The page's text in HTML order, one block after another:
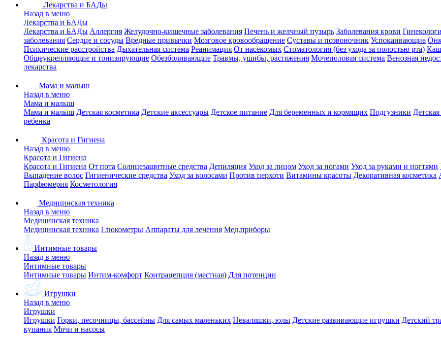
Лекарства и БАДы
Назад в меню
Лекарства и БАДы
Лекарства и БАДы Аллергия Желудочно-кишечные заболевания Печень и желчный пузырь Заболевания крови
заболевания Сердце и сосуды Вредные привычки Мозговое кровообращение Суставы и позвоночник Успокаивающие
Психические расстройства Дыхательная система Реанимация От насекомых Стоматология (без ухода за полостью рта)
Общеукрепляющие и тонизирующие Обезболивающие Травмы, ушибы, растяжения Мочеполовая система Венозная
лекарства
Мама и малыш
Назад в меню
Мама и малыш
Мама и малыш Детская косметика Детские аксессуары Детское питание Для беременных и кормящих Подгузники
ребенка
Красота и Гигиена
Назад в меню
Красота и Гигиена
Красота и Гигиена От пота Солнцезащитные средства Депиляция Уход за лицом Уход за ногами Уход за руками и ногтями
Выпадение волос Гигиенические средства Уход за волосами Против перхоти Витамины красоты Декоративная косметика
Парфюмерия Косметология
Медицинская техника
Назад в меню
Медицинская техника
Медицинская техника Глюкометры Аппараты для лечения Мед.приборы
Интимные товары
Назад в меню
Интимные товары
Интимные товары Интим-комфорт Контрацепция (местная) Для потенции
Игрушки
Назад в меню
Игрушки
Игрушки Горки, песочницы, бассейны Для самых маленьких Неваляшки, юлы Детские развивающие игрушки Детский
купания Мячи и насосы